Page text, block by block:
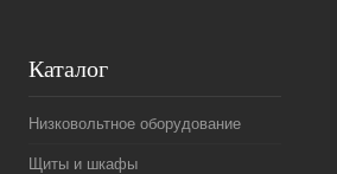
Каталог
Низковольтное оборудование
Щиты и шкафы